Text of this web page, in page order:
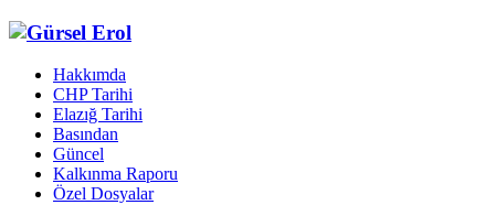
Hakkımda
CHP Tarihi
Elazığ Tarihi
Basından
Güncel
Kalkınma Raporu
Özel Dosyalar